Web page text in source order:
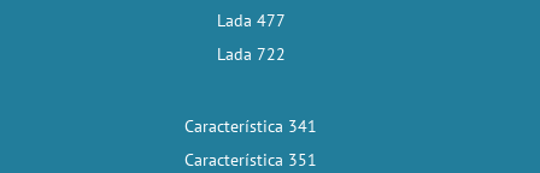
Lada 477
Lada 722
Característica 341
Característica 351